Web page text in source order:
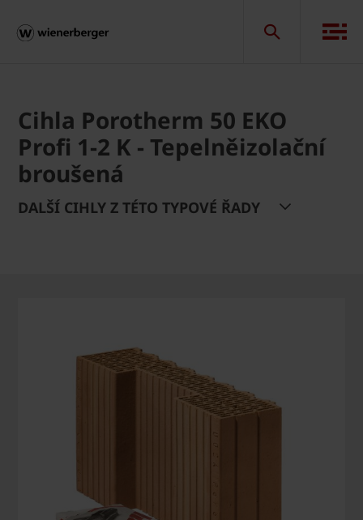
Cihla Porotherm 50 EKO
Profi 1-2 K - Tepelněizolační
broušená
DALŠÍ CIHLY Z TÉTO TYPOVÉ ŘADY